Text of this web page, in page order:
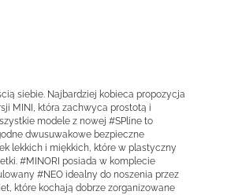
siebie. Najbardziej kobieca propozycja
MINI, która zachwyca prostotą i
modele z nowej #SPline to
dwusuwakowe bezpieczne
lekkich i miękkich, które w plastyczny
#MINORI posiada w komplecie
#NEO idealny do noszenia przez
które kochają dobrze zorganizowane